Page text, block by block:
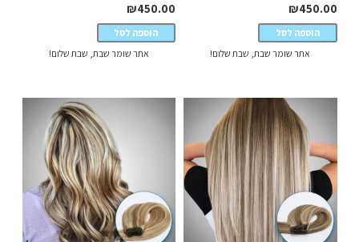
₪450.00
הוספה לסל
אתר שומר שבת, שבת שלום!
₪450.00
הוספה לסל
אתר שומר שבת, שבת שלום!